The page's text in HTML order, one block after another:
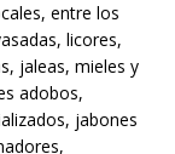
entre los
licores,
jaleas, mieles y
adobos,
jabones